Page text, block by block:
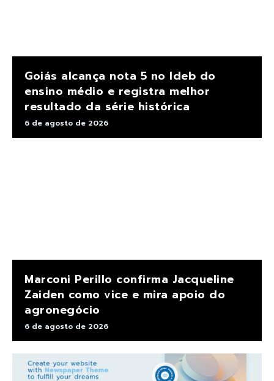
Goiás alcança nota 5 no Ideb do
ensino médio e registra melhor
resultado da série histórica
6 de agosto de 2026
Marconi Perillo confirma Jacqueline
Zaiden como vice e mira apoio do
agronegócio
6 de agosto de 2026